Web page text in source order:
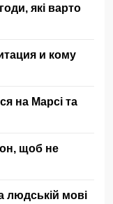
які варто
и кому
на Марсі та
щоб не
людській мові